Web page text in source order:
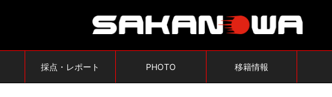
採点・レポート PHOTO 移籍情報